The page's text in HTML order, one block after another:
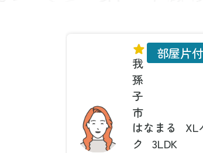
我
孫
子
市
はなまる
XL
ク
3LDK
部屋片